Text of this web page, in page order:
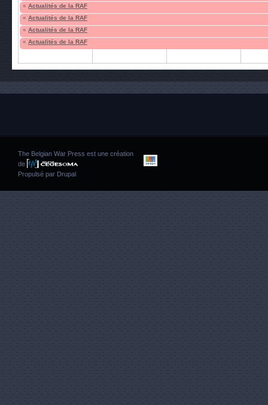
« Actualités de la RAF
« Actualités de la RAF
« Actualités de la RAF
« Actualités de la RAF
The Belgian War Press est une création
de
Propulsé par Drupal